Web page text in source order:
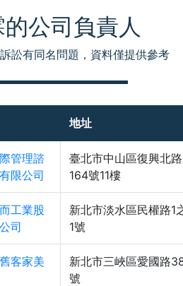
公司負責人
訟有同名問題，資料僅提供參考
地址
管理諮
限公司
臺北市中山區復興北路
164號11樓
工業股
司
新北市淡水區民權路1
1號
客家美
新北市三峽區愛國路
號